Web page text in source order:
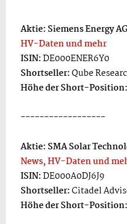
Aktie: Siemens Energy
HV-Daten und mehr
ISIN:DE000ENER6Y0
Shortseller:Qube
Höhe der Short-Position:
------------------
Aktie: SMA Solar
News, HV-Daten und
ISIN:DE000A0DJ6J9
Shortseller:Citadel
Höhe der Short-Position: